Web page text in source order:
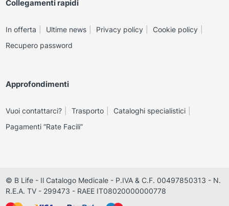
Collegamenti rapidi
In offerta Ultime news Privacy policy
Cookie policy
Recupero password
Approfondimenti
Vuoi contattarci? Trasporto
Cataloghi specialistici
Pagamenti “Rate Facili”
© B Life - Il Catalogo Medicale - P.IVA & C.F. 00497850313 - N.
R.E.A. TV - 299473 - RAEE IT08020000000778